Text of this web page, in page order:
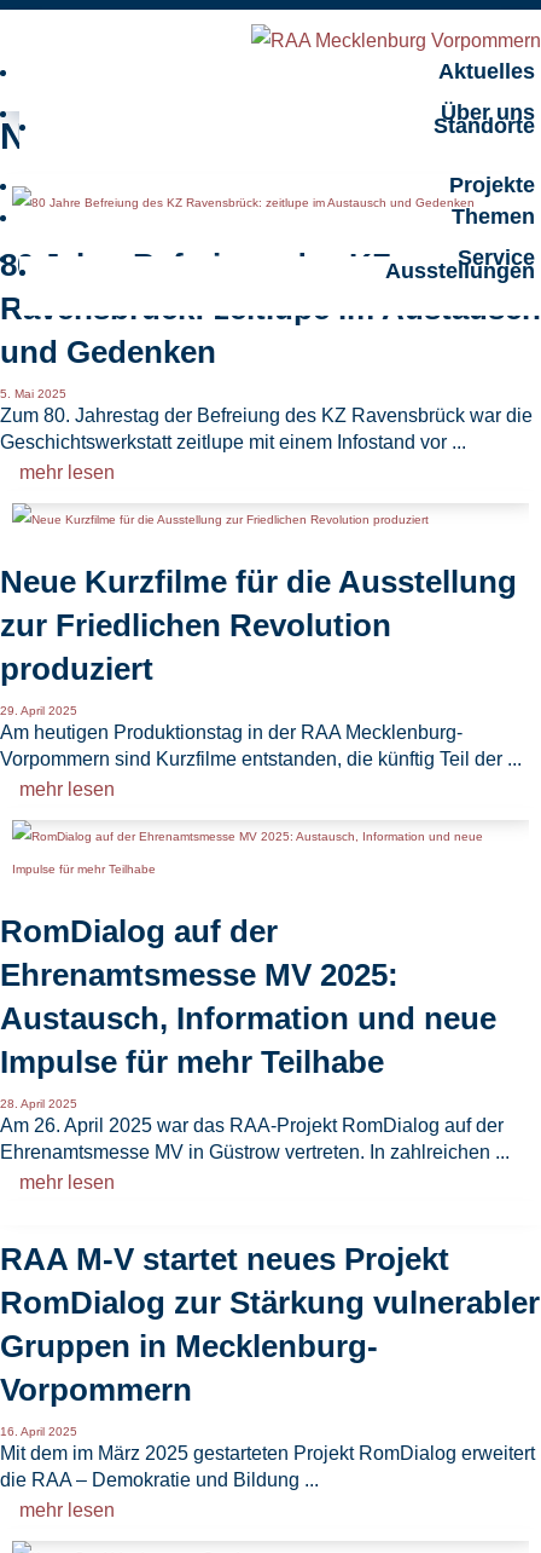
Aktuelles
Über uns
Standorte
Projekte
Themen
Service
Ausstellungen
Nachrichten
80 Jahre Befreiung des KZ
Ravensbrück: zeitlupe im Austausch
und Gedenken
5. Mai 2025
Zum 80. Jahrestag der Befreiung des KZ Ravensbrück war die
Geschichtswerkstatt zeitlupe mit einem Infostand vor ...
mehr lesen
Neue Kurzfilme für die Ausstellung
zur Friedlichen Revolution
produziert
29. April 2025
Am heutigen Produktionstag in der RAA Mecklenburg-
Vorpommern sind Kurzfilme entstanden, die künftig Teil der ...
mehr lesen
RomDialog auf der
Ehrenamtsmesse MV 2025:
Austausch, Information und neue
Impulse für mehr Teilhabe
28. April 2025
Am 26. April 2025 war das RAA-Projekt RomDialog auf der
Ehrenamtsmesse MV in Güstrow vertreten. In zahlreichen ...
mehr lesen
RAA M-V startet neues Projekt
RomDialog zur Stärkung vulnerabler
Gruppen in Mecklenburg-
Vorpommern
16. April 2025
Mit dem im März 2025 gestarteten Projekt RomDialog erweitert
die RAA – Demokratie und Bildung ...
mehr lesen